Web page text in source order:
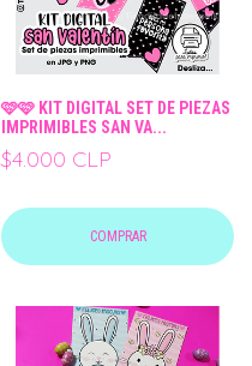
🩷🩷 KIT DIGITAL SET DE PIEZAS
IMPRIMIBLES SAN VA...
$4.000 CLP
COMPRAR